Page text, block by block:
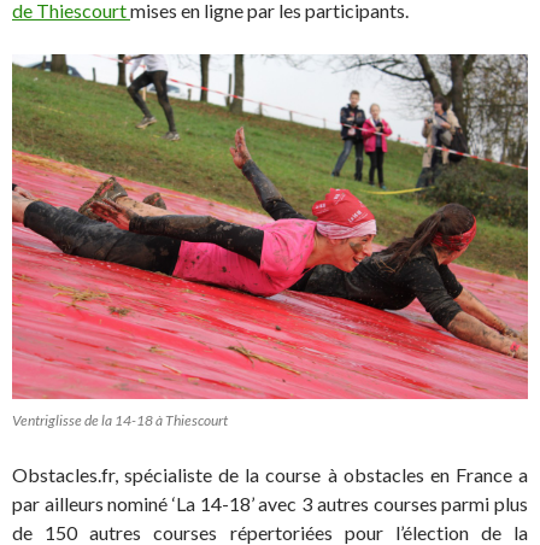
de Thiescourtmises en ligne par les participants.
Ventriglisse de la 14-18 à Thiescourt
Obstacles.fr, spécialiste de la course à obstacles en France a
par ailleurs nominé ‘La 14-18’ avec 3 autres courses parmi plus
de 150 autres courses répertoriées pour l’élection de la